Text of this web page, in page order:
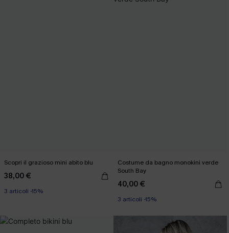
Scopri il grazioso mini abito blu
38,00 €
3 articoli -15%
Costume da bagno monokini verde
South Bay
40,00 €
3 articoli -15%